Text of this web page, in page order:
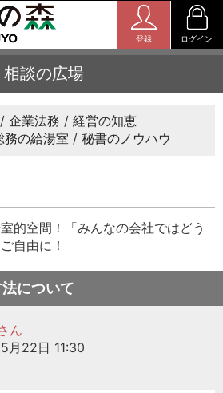
登録 ログイン
相談の広場
企業法務
経営の知恵
務の給湯室 秘書のノウハウ
的空間！「みんなの会社ではどう
自由に！
について
ん
月22日 11:30